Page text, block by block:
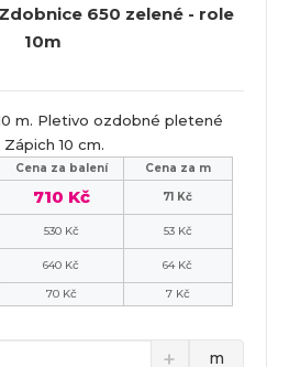
650 zelené - role
10m
m. Pletivo ozdobné pletené
10 cm.
Cena za balení
Cena za m
710 Kč
71 Kč
530 Kč
53 Kč
640 Kč
64 Kč
70 Kč 7 Kč
m